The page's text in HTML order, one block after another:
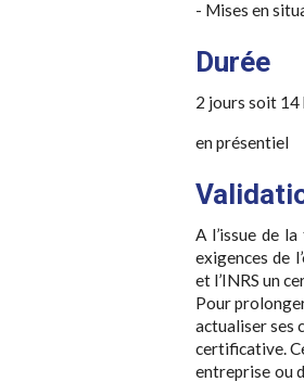
- Mises en
Durée
2 jours soit 14
en présentiel
A l’issue de
exigences de
et l’INRS un
Pour
actualiser ses
certificative.
entreprise ou